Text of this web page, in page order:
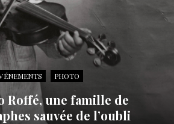
PHOTO
Roffé, une famille de
sauvée de l’oubli